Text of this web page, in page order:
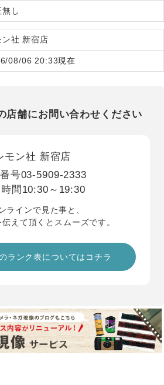
し
ン社 新宿店
08/06 20:33現在
店舗にお問い合わせください
モン社 新宿店
号03-5909-2333
間 10:30～19:30
ラインで見た事と、
えて頂くとスムーズです。
ランク表についてはコチラ